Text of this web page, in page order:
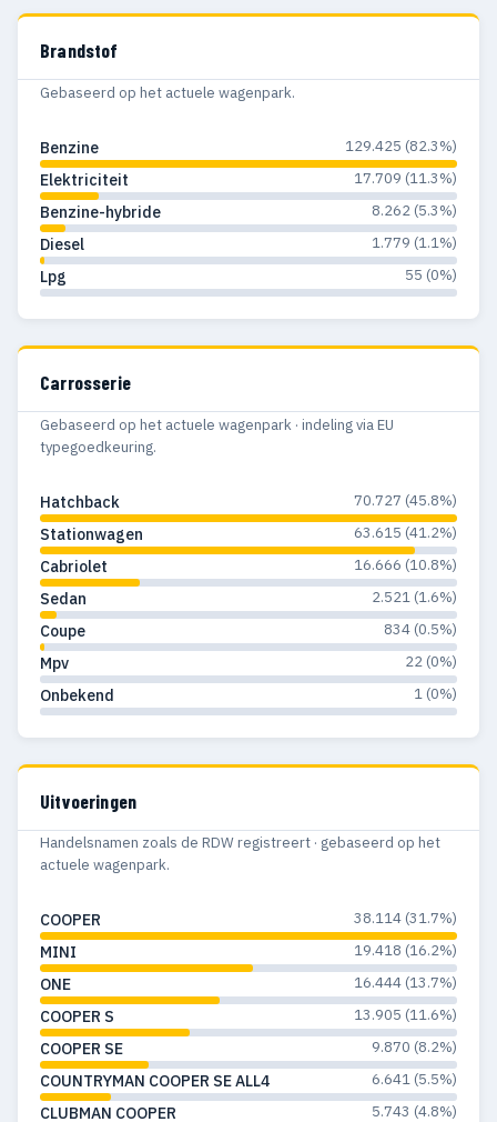
1982 175 6
1981
1979 12
1978 260 6
1977 15
1976 119 2
1974
1973 118
1971 23 2
1970 3
1969 4 3
1968 5 1
1967 1
1964
1962 1 1
1960 4 4
1959 1 1
1958 25
1956 3 3
Brandstof
Gebaseerd op het actuele wagenpark.
Benzine 129.425 (82.3%)
Elektriciteit 17.709 (11.3%)
Benzine-hybride 8.262 (5.3%)
Diesel 1.779 (1.1%)
Lpg 55 (0%)
Carrosserie
Gebaseerd op het actuele wagenpark · indeling via EU
typegoedkeuring.
Hatchback 70.727 (45.8%)
Stationwagen 63.615 (41.2%)
Cabriolet 16.666 (10.8%)
Sedan 2.521 (1.6%)
Coupe 834 (0.5%)
Mpv 22 (0%)
Onbekend 1 (0%)
Uitvoeringen
Handelsnamen zoals de RDW registreert · gebaseerd op het
actuele wagenpark.
COOPER 38.114 (31.7%)
MINI 19.418 (16.2%)
ONE 16.444 (13.7%)
COOPER S 13.905 (11.6%)
COOPER SE 9.870 (8.2%)
COUNTRYMAN COOPER SE ALL4 6.641 (5.5%)
CLUBMAN COOPER 5.743 (4.8%)